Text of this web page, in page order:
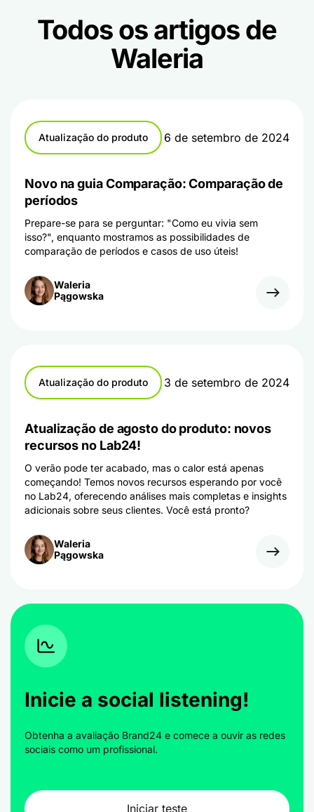
Todos os artigos de
Waleria
Atualização do produto 6 de setembro de 2024
Novo na guia Comparação: Comparação de
períodos
Prepare-se para se perguntar: "Como eu vivia sem
isso?", enquanto mostramos as possibilidades de
comparação de períodos e casos de uso úteis!
Waleria
Pągowska
Atualização do produto 3 de setembro de 2024
Atualização de agosto do produto: novos
recursos no Lab24!
O verão pode ter acabado, mas o calor está apenas
começando! Temos novos recursos esperando por você
no Lab24, oferecendo análises mais completas e insights
adicionais sobre seus clientes. Você está pronto?
Waleria
Pągowska
Inicie a social listening!
Obtenha a avaliação Brand24 e comece a ouvir as redes
sociais como um profissional.
Iniciar teste